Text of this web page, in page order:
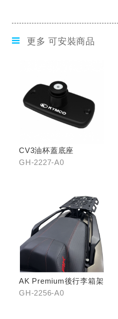
更多 可安裝商品
CV3油杯蓋底座
GH-2227-A0
AK Premium後行李箱架
GH-2256-A0